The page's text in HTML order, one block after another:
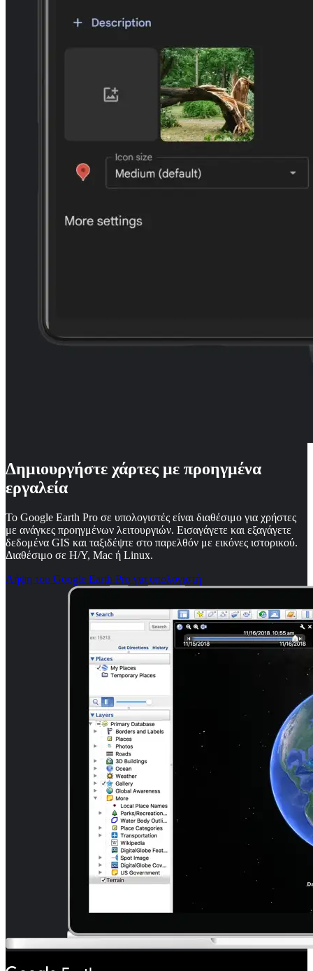
Δημιουργήστε χάρτες με προηγμένα
εργαλεία
Το Google Earth Pro σε υπολογιστές είναι διαθέσιμο για χρήστες
με ανάγκες προηγμένων λειτουργιών. Εισαγάγετε και εξαγάγετε
δεδομένα GIS και ταξιδέψτε στο παρελθόν με εικόνες ιστορικού.
Διαθέσιμο σε Η/Υ, Mac ή Linux.
Λήψη του Google Earth Pro για υπολογιστή